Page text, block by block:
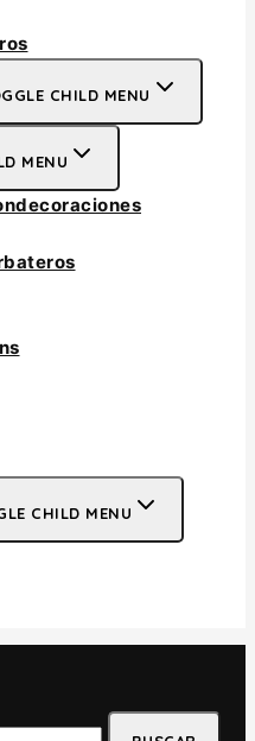
CHILD MENU
MENU
CHILD MENU